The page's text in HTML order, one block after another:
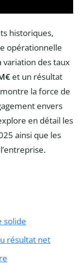
historiques,
opérationnelle
variation des taux
et un résultat
la force de
envers
en détail les
ainsi que les
solide
résultat net